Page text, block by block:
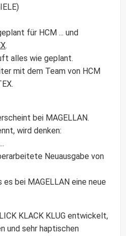
für HCM ... und
.
alles wie geplant.
mit dem Team von HCM
bei MAGELLAN.
wird denken:
Neuausgabe von
es bei MAGELLAN eine neue
KLACK KLUG entwickelt,
und sehr haptischen